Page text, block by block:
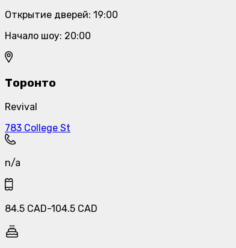
Открытие дверей: 19:00
Начало шоу: 20:00
Торонто
Revival
783 College St
n/a
84.5 CAD-104.5 CAD